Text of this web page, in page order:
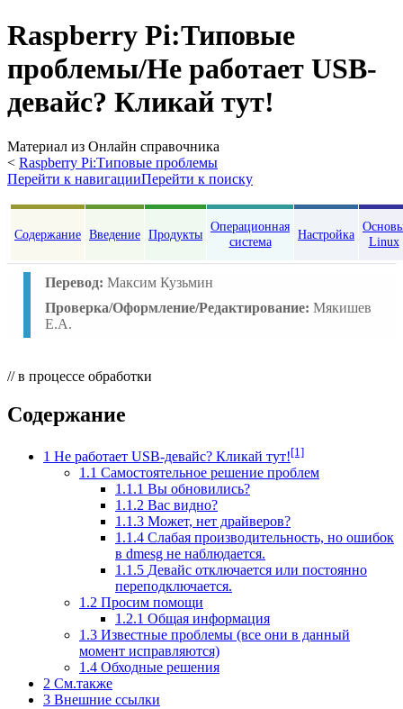
Raspberry Pi:Типовые
проблемы/Не работает USB-
девайс? Кликай тут!
Материал из Онлайн справочника
< Raspberry Pi:Типовые проблемы
Перейти к навигацииПерейти к поиску
Содержание Введение Продукты
Операционная
система
Настройка
Linux
Перевод: Максим Кузьмин
Проверка/Оформление/Редактирование: Мякишев
Е.А.
// в процессе обработки
Содержание
1 Не работает USB-девайс? Кликай тут![1]
1.1 Самостоятельное решение проблем
1.1.1 Вы обновились?
1.1.2 Вас видно?
1.1.3 Может, нет драйверов?
1.1.4 Слабая производительность, но ошибок
в dmesg не наблюдается.
1.1.5 Девайс отключается или постоянно
переподключается.
1.2 Просим помощи
1.2.1 Общая информация
1.3 Известные проблемы (все они в данный
момент исправляются)
1.4 Обходные решения
2 См.также
3 Внешние ссылки